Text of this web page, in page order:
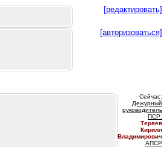
[редактировать]
[авторизоваться]
Сейчас:
Дежурный
руководитель
ПСР:
Теряев
Кирилл
Владимирович
АПСР